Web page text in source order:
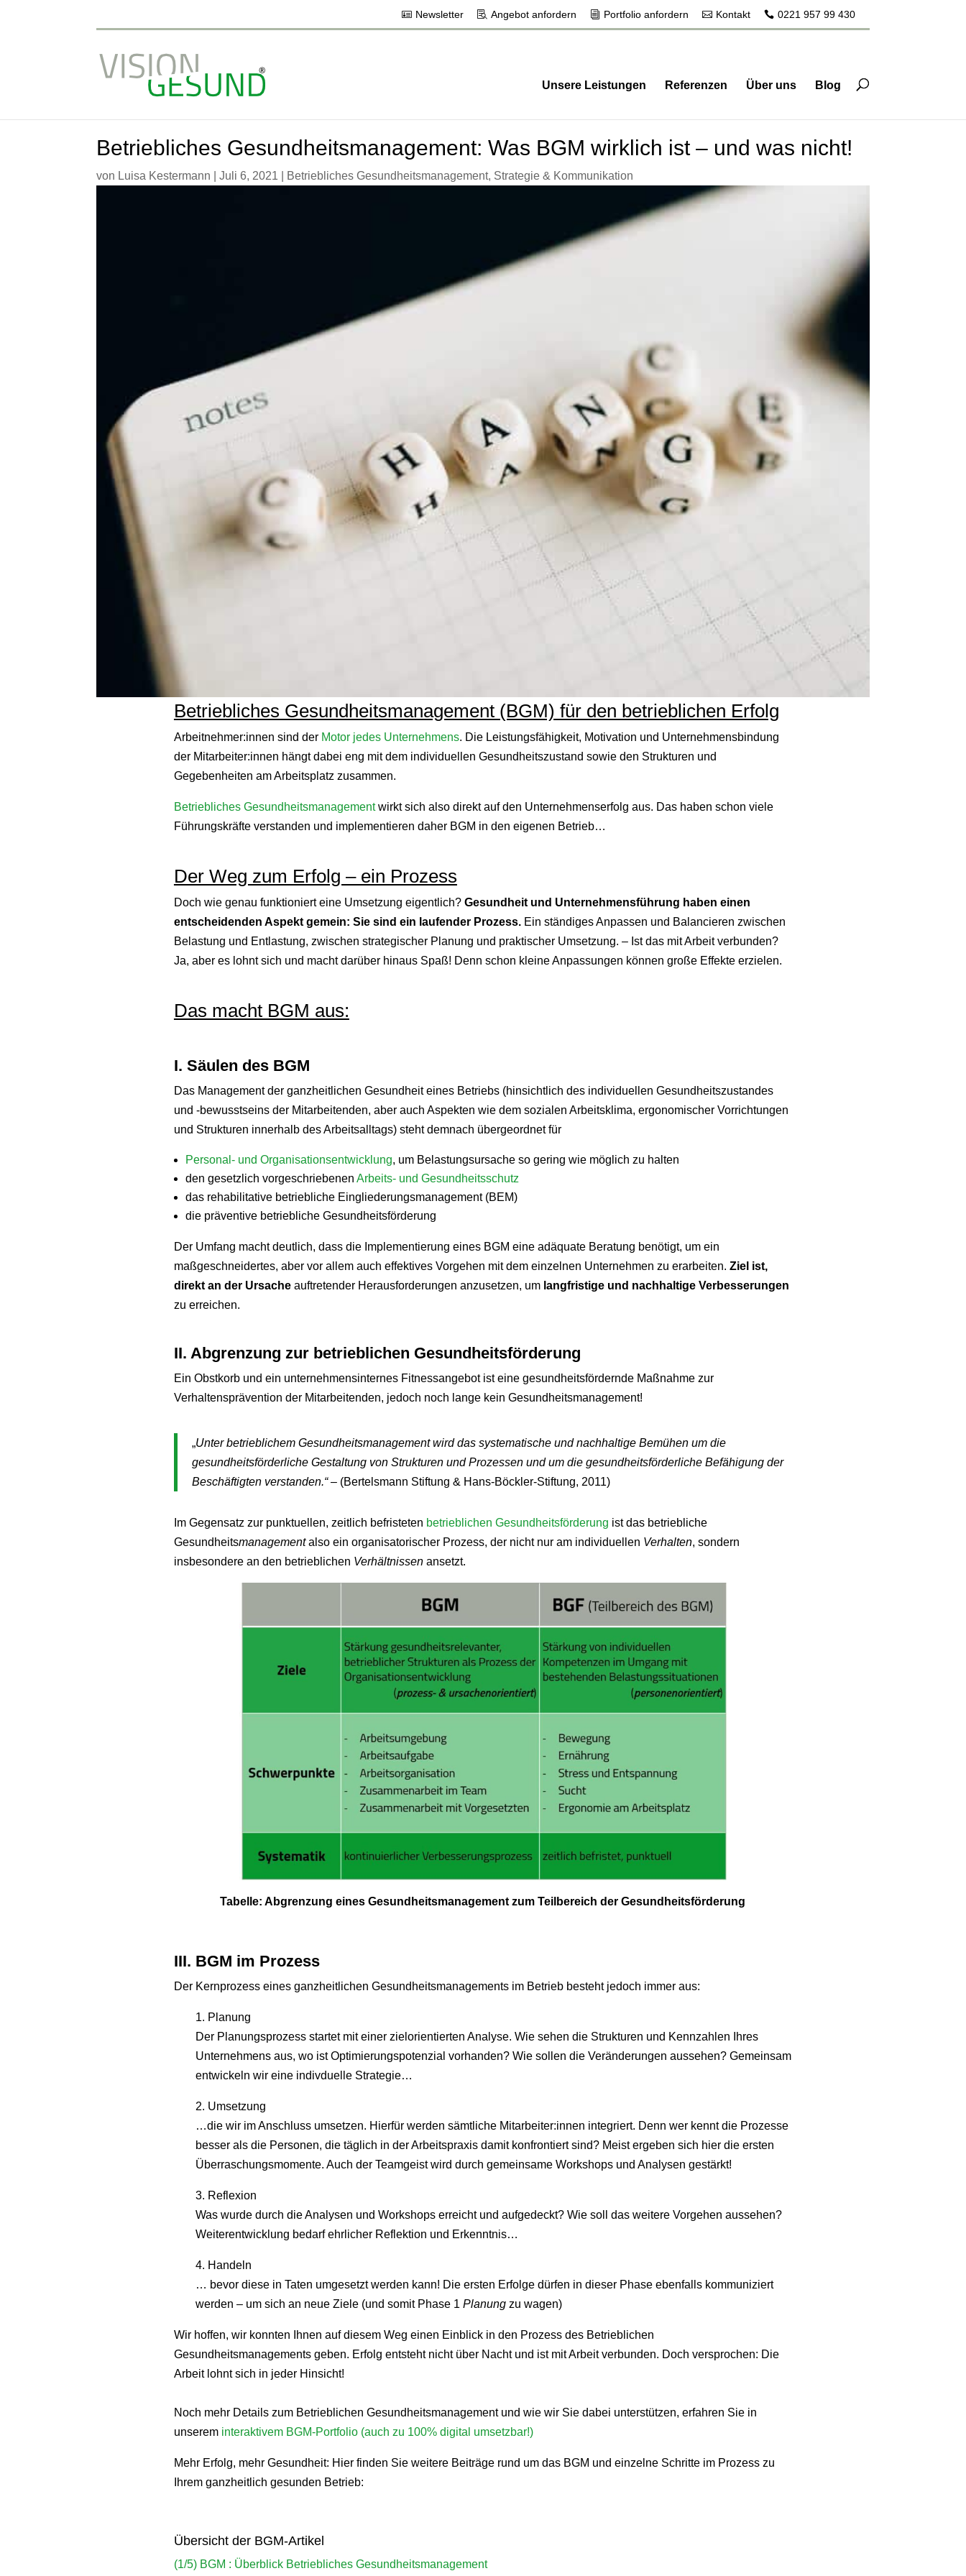
Newsletter Angebot anfordern Portfolio anfordern Kontakt 0221 957 99 430
Unsere Leistungen Referenzen Über uns Blog
Betriebliches Gesundheitsmanagement: Was BGM wirklich ist – und was nicht!
von Luisa Kestermann |Juli 6, 2021 Betriebliches Gesundheitsmanagement, Strategie & Kommunikation
Betriebliches Gesundheitsmanagement (BGM) für den betrieblichen Erfolg
Arbeitnehmer:innen sind der Motor jedes Unternehmens. Die Leistungsfähigkeit, Motivation und Unternehmensbindung
der Mitarbeiter:innen hängt dabei eng mit dem individuellen Gesundheitszustand sowie den Strukturen und
Gegebenheiten am Arbeitsplatz zusammen.
Betriebliches Gesundheitsmanagementwirkt sich also direkt auf den Unternehmenserfolg aus. Das haben schon viele
Führungskräfte verstanden und implementieren daher BGM in den eigenen Betrieb…
Der Weg zum Erfolg – ein Prozess
Doch wie genau funktioniert eine Umsetzung eigentlich? Gesundheit und Unternehmensführung haben einen
entscheidenden Aspekt gemein: Sie sind ein laufender Prozess.Ein ständiges Anpassen und Balancieren zwischen
Belastung und Entlastung, zwischen strategischer Planung und praktischer Umsetzung. – Ist das mit Arbeit verbunden?
Ja, aber es lohnt sich und macht darüber hinaus Spaß! Denn schon kleine Anpassungen können große Effekte erzielen.
Das macht BGM aus:
I. Säulen des BGM
Das Management der ganzheitlichen Gesundheit eines Betriebs (hinsichtlich des individuellen Gesundheitszustandes
und -bewusstseins der Mitarbeitenden, aber auch Aspekten wie dem sozialen Arbeitsklima, ergonomischer Vorrichtungen
und Strukturen innerhalb des Arbeitsalltags) steht demnach übergeordnet für
Personal- und Organisationsentwicklung, um Belastungsursache so gering wie möglich zu halten
den gesetzlich vorgeschriebenen Arbeits- und Gesundheitsschutz
das rehabilitative betriebliche Eingliederungsmanagement (BEM)
die präventive betriebliche Gesundheitsförderung
Der Umfang macht deutlich, dass die Implementierung eines BGM eine adäquate Beratung benötigt, um ein
maßgeschneidertes, aber vor allem auch effektives Vorgehen mit dem einzelnen Unternehmen zu erarbeiten. Ziel ist,
direkt an der Ursacheauftretender Herausforderungen anzusetzen, um langfristige und nachhaltige Verbesserungen
zu erreichen.
II. Abgrenzung zur betrieblichen Gesundheitsförderung
Ein Obstkorb und ein unternehmensinternes Fitnessangebot ist eine gesundheitsfördernde Maßnahme zur
Verhaltensprävention der Mitarbeitenden, jedoch noch lange kein Gesundheitsmanagement!
„Unter betrieblichem Gesundheitsmanagement wird das systematische und nachhaltige Bemühen um die
gesundheitsförderliche Gestaltung von Strukturen und Prozessen und um die gesundheitsförderliche Befähigung der
Beschäftigten verstanden.“ – (Bertelsmann Stiftung & Hans-Böckler-Stiftung, 2011)
Im Gegensatz zur punktuellen, zeitlich befristeten betrieblichen Gesundheitsförderung ist das betriebliche
Gesundheitsmanagementalso ein organisatorischer Prozess, der nicht nur am individuellen Verhalten, sondern
insbesondere an den betrieblichen Verhältnissenansetzt.
Tabelle: Abgrenzung eines Gesundheitsmanagement zum Teilbereich der Gesundheitsförderung
III. BGM im Prozess
Der Kernprozess eines ganzheitlichen Gesundheitsmanagements im Betrieb besteht jedoch immer aus:
1. Planung
Der Planungsprozess startet mit einer zielorientierten Analyse. Wie sehen die Strukturen und Kennzahlen Ihres
Unternehmens aus, wo ist Optimierungspotenzial vorhanden? Wie sollen die Veränderungen aussehen? Gemeinsam
entwickeln wir eine indivduelle Strategie…
2. Umsetzung
…die wir im Anschluss umsetzen. Hierfür werden sämtliche Mitarbeiter:innen integriert. Denn wer kennt die Prozesse
besser als die Personen, die täglich in der Arbeitspraxis damit konfrontiert sind? Meist ergeben sich hier die ersten
Überraschungsmomente. Auch der Teamgeist wird durch gemeinsame Workshops und Analysen gestärkt!
3. Reflexion
Was wurde durch die Analysen und Workshops erreicht und aufgedeckt? Wie soll das weitere Vorgehen aussehen?
Weiterentwicklung bedarf ehrlicher Reflektion und Erkenntnis…
4. Handeln
… bevor diese in Taten umgesetzt werden kann! Die ersten Erfolge dürfen in dieser Phase ebenfalls kommuniziert
werden – um sich an neue Ziele (und somit Phase 1 Planungzu wagen)
Wir hoffen, wir konnten Ihnen auf diesem Weg einen Einblick in den Prozess des Betrieblichen
Gesundheitsmanagements geben. Erfolg entsteht nicht über Nacht und ist mit Arbeit verbunden. Doch versprochen: Die
Arbeit lohnt sich in jeder Hinsicht!
Noch mehr Details zum Betrieblichen Gesundheitsmanagement und wie wir Sie dabei unterstützen, erfahren Sie in
unserem interaktivem BGM-Portfolio (auch zu 100% digital umsetzbar!)
Mehr Erfolg, mehr Gesundheit: Hier finden Sie weitere Beiträge rund um das BGM und einzelne Schritte im Prozess zu
Ihrem ganzheitlich gesunden Betrieb:
Übersicht der BGM-Artikel
(1/5) BGM : Überblick Betriebliches Gesundheitsmanagement